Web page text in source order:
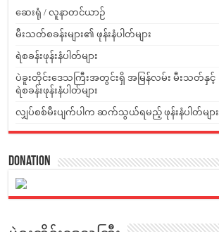
ဆေးရုံ / လူနာတင်ယာဉ်
မီးသတ်စခန်းများ၏ ဖုန်းနံပါတ်များ
ရဲစခန်းဖုန်းနံပါတ်များ
ပဲခူးတိုင်းဒေသကြီးအတွင်းရှိ အမြန်လမ်း မီးသတ်နှင့်
ရဲစခန်းဖုန်းနံပါတ်များ
လျှပ်စစ်မီးပျက်ပါက ဆက်သွယ်ရမည့် ဖုန်းနံပါတ်များ
Donation